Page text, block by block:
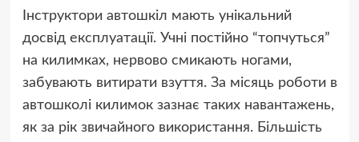
Інструктори автошкіл мають унікальний
досвід експлуатації. Учні постійно “топчуться”
на килимках, нервово смикають ногами,
забувають витирати взуття. За місяць роботи в
автошколі килимок зазнає таких навантажень,
як за рік звичайного використання. Більшість